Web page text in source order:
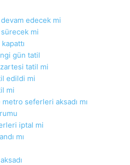
devam edecek mi
sürecek mi
gün tatil
tatil mi
edildi mi
mi
seferleri aksadı mı
iptal mi
mı